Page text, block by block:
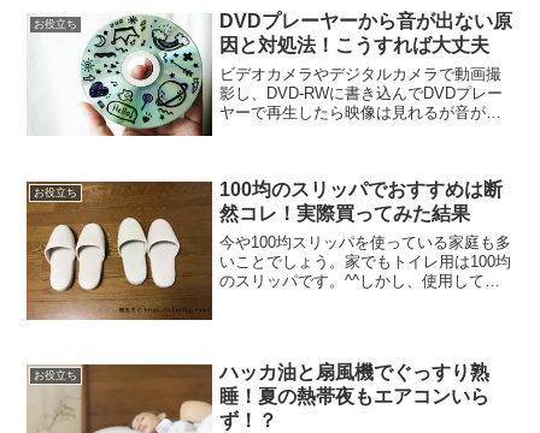
今回は簡単にできる連想ゲームの増やし
方を紹介します。レクリエ...
お役立ち
DVDプレーヤーから音が出ない原
因と対処法！こうすれば大丈夫
ビデオカメラやデジタルカメラで動画撮
影し、DVD-RWに書き込んでDVDプレー
ヤーで再生したら映像は見れるが音がで
今回は、原因や対処...
お役立ち
100均のスリッパでおすすめは断
然コレ！実際買ってみた結果
今や100均スリッパを使っている家庭も多
いことでしょう。家でもトイレ用は100均
のスリッパです。^^しかし、使用してい
そんな...
お役立ち
ハッカ油と扇風機でぐっすり熟
睡！夏の熱帯夜もエアコンいら
ず！？